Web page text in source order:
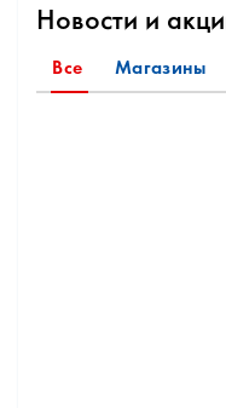
Новости и
Все Магазины